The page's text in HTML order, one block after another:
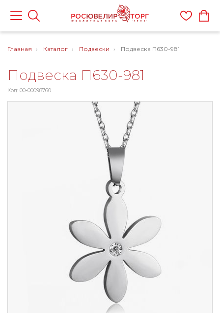
Главная Каталог Подвески Подвеска П630-981
Подвеска П630-981
Код: 00-00098760